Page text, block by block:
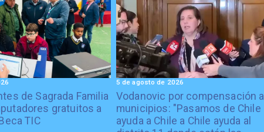
de Sagrada Familia
gratuitos a
TIC
Vodanovic por compensación a
municipios: "Pasamos de Chile
ayuda a Chile a Chile ayuda al
5 de agosto de 2026